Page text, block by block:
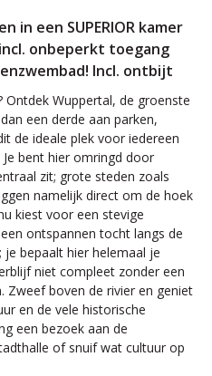
in een SUPERIOR kamer
onbeperkt toegang
Incl. ontbijt
Wuppertal, de groenste
een derde aan parken,
de ideale plek voor iedereen
bent hier omringd door
zit; grote steden zoals
namelijk direct om de hoek
kiest voor een stevige
ontspannen tocht langs de
bepaalt hier helemaal je
niet compleet zonder een
Zweef boven de rivier en geniet
en de vele historische
een bezoek aan de
of snuif wat cultuur op